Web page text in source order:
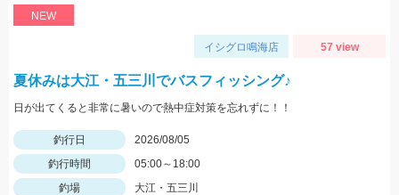
NEW
イシグロ鳴海店 57 view
夏休みは大江・五三川でバスフィッシング♪
日が出てくると非常に暑いので熱中症対策を忘れずに！！
釣行日
2026/08/05
釣行時間
05:00～18:00
釣場
大江・五三川